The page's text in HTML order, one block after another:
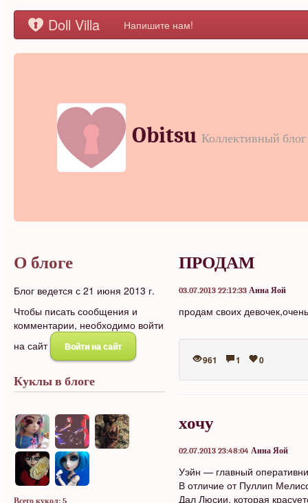
Doll Villa Напишите нам!
Obitsu Коллективный блог
О блоге
Блог ведется с 21 июня 2013 г.
Чтобы писать сообщения и
комментарии, необходимо войти
на сайт
Войти на сайт
Куклы в блоге
Всего кукол: 5
ПРОДАМ
03.07.2013 22:12:33 Анна Яой
продам своих
961 1 0
хочу
02.07.2013 23:48:04 Анна Яой
Уэйн — главный
В отличие от Пуллип
Дал Люсии, которая